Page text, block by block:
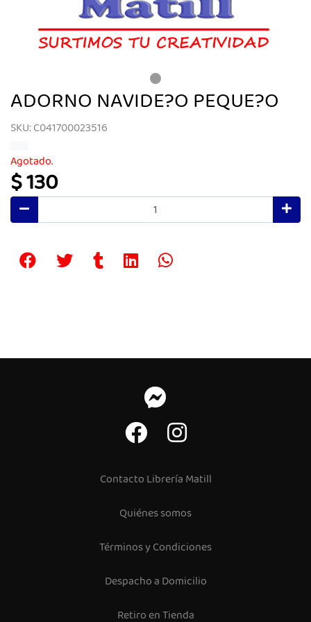
ADORNO NAVIDE?O PEQUE?O
SKU: C041700023516
Agotado.
$ 130
Contacto Librería Matill
Quiénes somos
Términos y Condiciones
Despacho a Domicilio
Retiro en Tienda